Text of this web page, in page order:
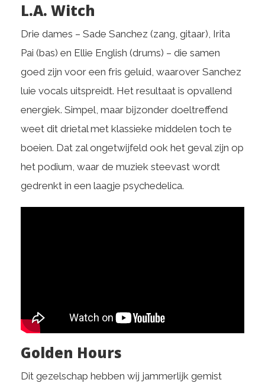
L.A. Witch
Drie dames – Sade Sanchez (zang, gitaar), Irita
Pai (bas) en Ellie English (drums) – die samen
goed zijn voor een fris geluid, waarover Sanchez
luie vocals uitspreidt. Het resultaat is opvallend
energiek. Simpel, maar bijzonder doeltreffend
weet dit drietal met klassieke middelen toch te
boeien. Dat zal ongetwijfeld ook het geval zijn op
het podium, waar de muziek steevast wordt
gedrenkt in een laagje psychedelica.
Golden Hours
Dit gezelschap hebben wij jammerlijk gemist